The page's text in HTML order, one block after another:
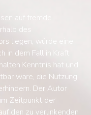
auf fremde
des
liegen, würde eine
in dem Fall in Kraft
Kenntnis hat und
wäre, die Nutzung
Der Autor
Zeitpunkt der
den zu verlinkenden